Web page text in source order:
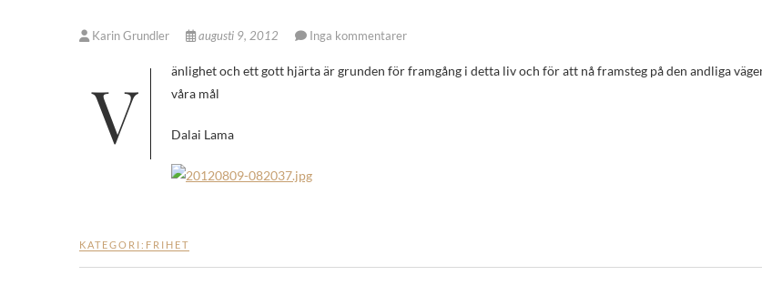
Karin Grundler augusti 9, 2012 Inga kommentarer
Vänlighet och ett gott hjärta är grunden för framgång i detta liv och för att nå framsteg på den andliga vägen, samt nå våra mål
Dalai Lama
KATEGORI: FRIHET